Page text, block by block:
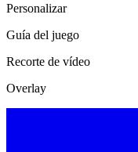
Personalizar
Guía del juego
Recorte de vídeo
Overlay